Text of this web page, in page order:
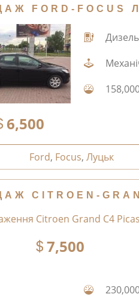
FORD-FOCUS
6,500
Дизель
Ford, Focus,Луцьк
CITROEN-
7,500